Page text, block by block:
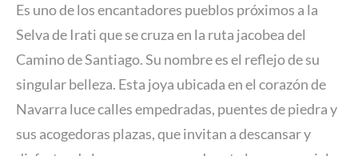
Es uno de los encantadores pueblos próximos a la
Selva de Irati que se cruza en la ruta jacobea del
Camino de Santiago. Su nombre es el reflejo de su
singular belleza. Esta joya ubicada en el corazón de
Navarra luce calles empedradas, puentes de piedra y
sus acogedoras plazas, que invitan a descansar y